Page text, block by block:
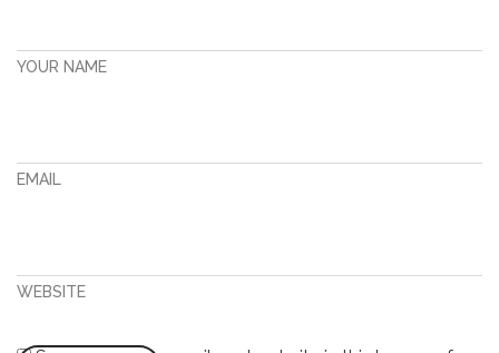
YOUR NAME
EMAIL
WEBSITE